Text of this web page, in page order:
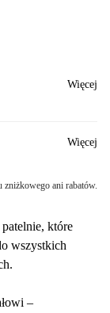
Więcej
Więcej
ani rabatów.
które
wszystkich
–